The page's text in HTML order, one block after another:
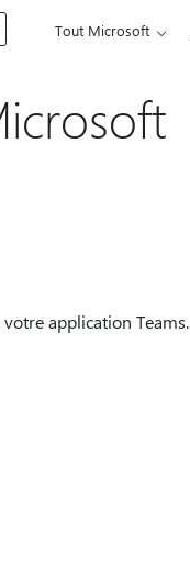
Tout Microsoft
application Teams.